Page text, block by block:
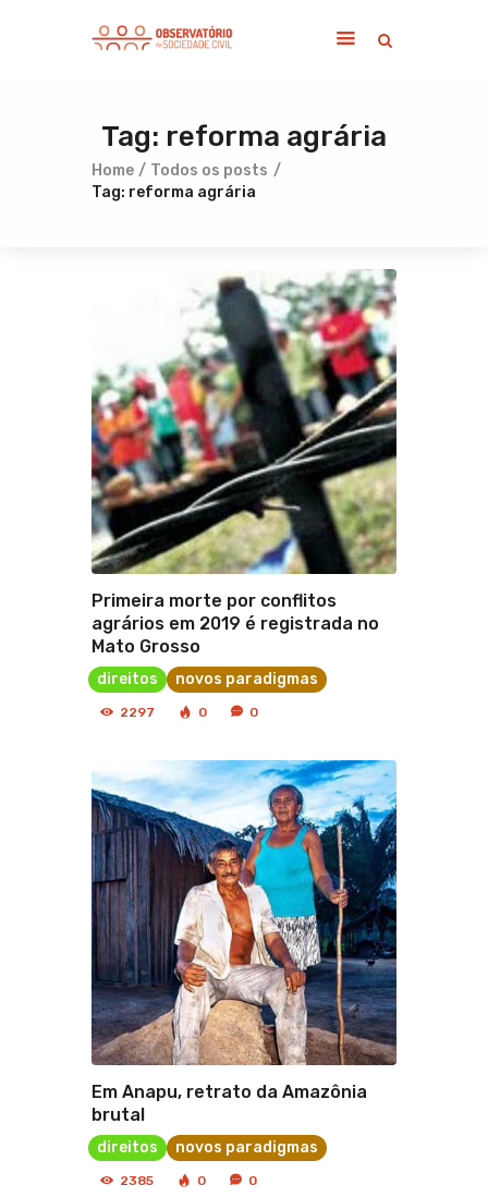
Tag: reforma agrária
Home
Todos os posts
Tag: reforma agrária
Home
Sobre
Notícias
Primeira morte por conflitos
agrários em 2019 é registrada no
Mato Grosso
direitos novos paradigmas
2297 0 0
Em Anapu, retrato da Amazônia
brutal
direitos novos paradigmas
2385 0 0